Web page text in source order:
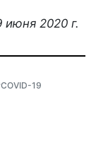
июня 2020 г.
19